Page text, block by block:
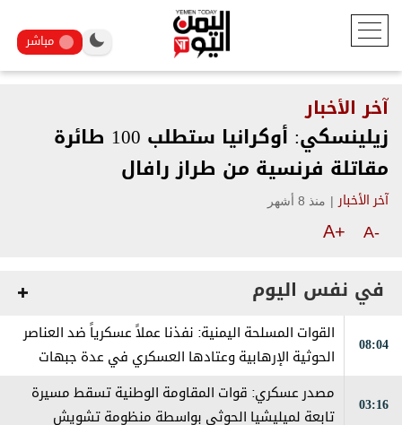
مباشر
آخر الأخبار
زيلينسكي: أوكرانيا ستطلب 100 طائرة
مقاتلة فرنسية من طراز رافال
آخر الأخبار | منذ 8 أشهر
A-
A+
في نفس اليوم
08:04
القوات المسلحة اليمنية: نفذنا عملاً عسكرياً ضد العناصر
الحوثية الإرهابية وعتادها العسكري في عدة جبهات
03:16
مصدر عسكري: قوات المقاومة الوطنية تسقط مسيرة
تابعة لميليشيا الحوثي بواسطة منظومة تشويش